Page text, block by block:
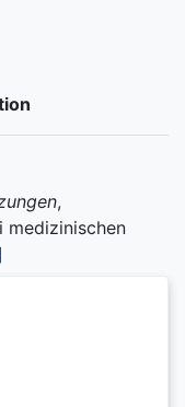
,
medizinischen